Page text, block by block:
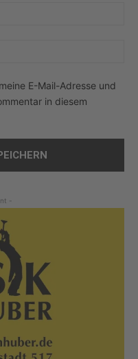
E-Mail-Adresse und
in diesem
-